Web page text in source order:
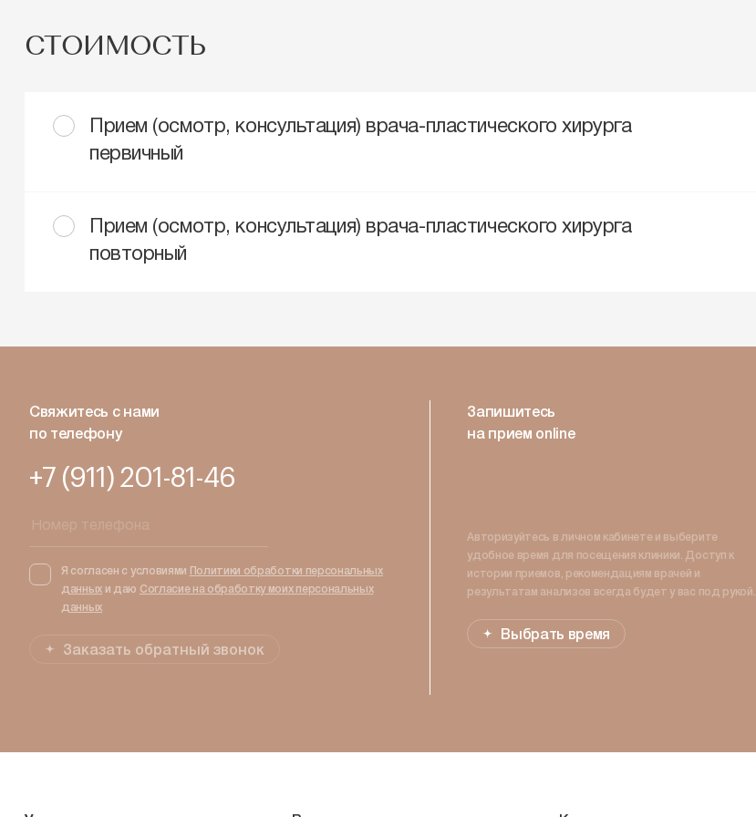
СТОИМОСТЬ
Прием (осмотр, консультация) врача-пластического хирурга
первичный
Прием (осмотр, консультация) врача-пластического хирурга
повторный
Свяжитесь с нами
по телефону
+7 (911) 201-81-46
Я согласен с условиями Политики обработки персональных
данных и даю Согласие на обработку моих персональных
данных
Заказать обратный звонок
Запишитесь
на прием online
Авторизуйтесь в личном кабинете и выберите
удобное время для посещения клиники. Доступ к
истории приемов, рекомендациям врачей и
результатам анализов всегда будет у вас под рукой.
Выбрать время